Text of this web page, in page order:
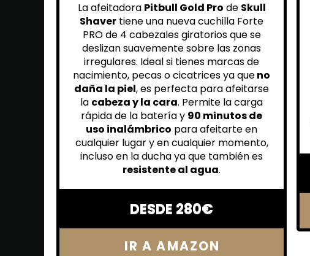
La afeitadora Pitbull Gold Pro de Skull
Shaver tiene una nueva cuchilla Forte
PRO de 4 cabezales giratorios que se
deslizan suavemente sobre las zonas
irregulares. Ideal si tienes marcas de
nacimiento, pecas o cicatrices ya queno
daña la piel, es perfecta para afeitarse
la cabeza y la cara. Permite la carga
rápida de la batería y 90 minutos de
uso inalámbrico para afeitarte en
cualquier lugar y en cualquier momento,
incluso en la ducha ya que también es
resistente al agua.
DESDE 280€
IR A AMAZON